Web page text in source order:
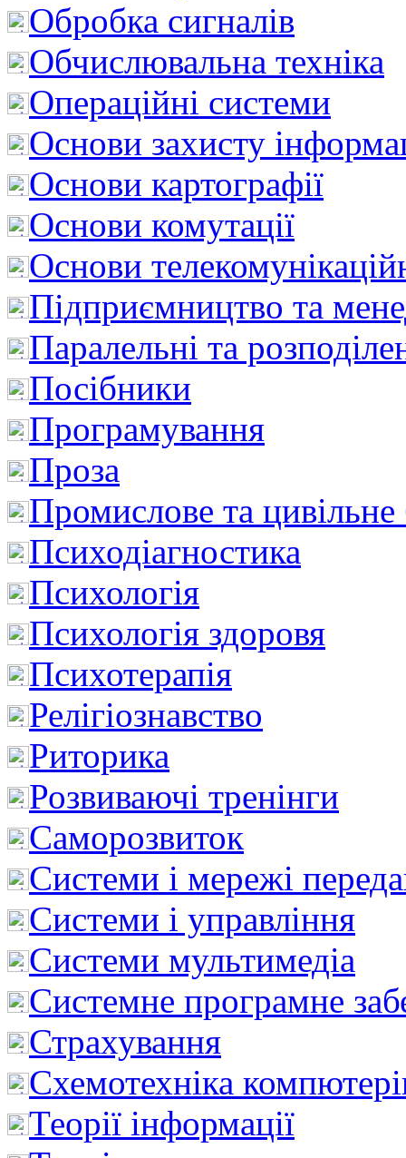
Обробка сигналів
Обчислювальна техніка
Операційні системи
Основи захисту
Основи картографії
Основи комутації
Основи
Підприємництво та
Паралельні та
Посібники
Програмування
Проза
Промислове та цивільне
Психодіагностика
Психологія
Психологія здоровя
Психотерапія
Релігіознавство
Риторика
Розвиваючі тренінги
Саморозвиток
Системи і мережі
Системи і управління
Системи мультимедіа
Системне програмне
Страхування
Схемотехніка
Теорії інформації